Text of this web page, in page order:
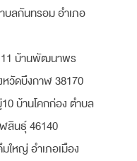
บลกันทรอม อำเภอ
11 บ้านพัฒนาพร
วัดบึงกาฬ 38170
บ้านโคกก่อง ตำบล
สินธุ์ 46140
ใหญ่ อำเภอเมือง